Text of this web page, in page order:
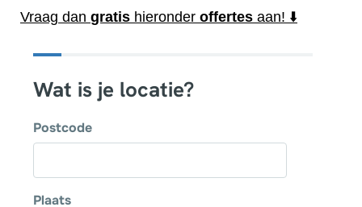
Vraag dan gratis hieronder offertes aan! ⬇️